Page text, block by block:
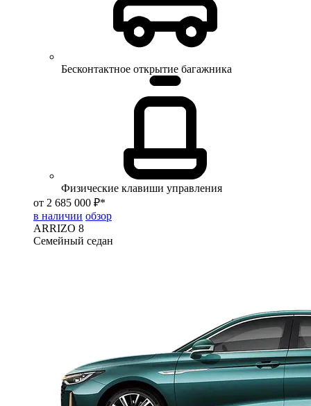
Бесконтактное открытие багажника
Физические клавиши управления
от 2 685 000 ₽*
в наличии обзор
ARRIZO 8
Семейный седан